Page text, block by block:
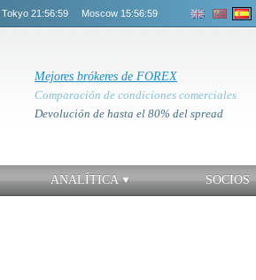
Tokyo 21:56:59 Moscow 15:56:59
Mejores brókeres de FOREX
Comparación de condiciones comerciales
Devolución de hasta el 80% del spread
ANALÍTICA SOCIOS